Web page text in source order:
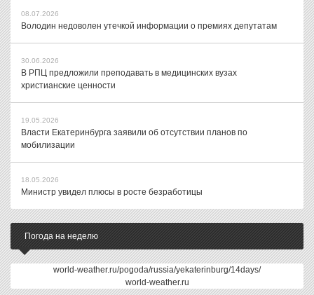
08.07.2026
Володин недоволен утечкой информации о премиях депутатам
30.06.2026
В РПЦ предложили преподавать в медицинских вузах
христианские ценности
19.05.2026
Власти Екатеринбурга заявили об отсутствии планов по
мобилизации
18.05.2026
Министр увидел плюсы в росте безработицы
Погода на неделю
world-weather.ru/pogoda/russia/yekaterinburg/14days/
world-weather.ru